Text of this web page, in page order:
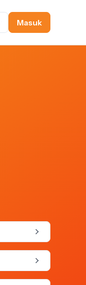
Masuk